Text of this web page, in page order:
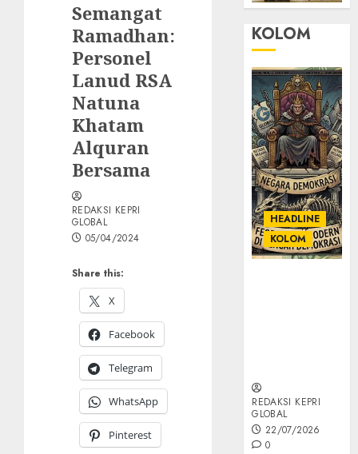
Semangat
Ramadhan:
Personel
Lanud RSA
Natuna
Khatam
Alquran
Bersama
Share this:
X
Facebook
Telegram
WhatsApp
Pinterest
REDAKSI KEPRI
GLOBAL
05/04/2024
KOLOM
HEADLINE
KOLOM
REDAKSI KEPRI
GLOBAL
22/07/2026
0